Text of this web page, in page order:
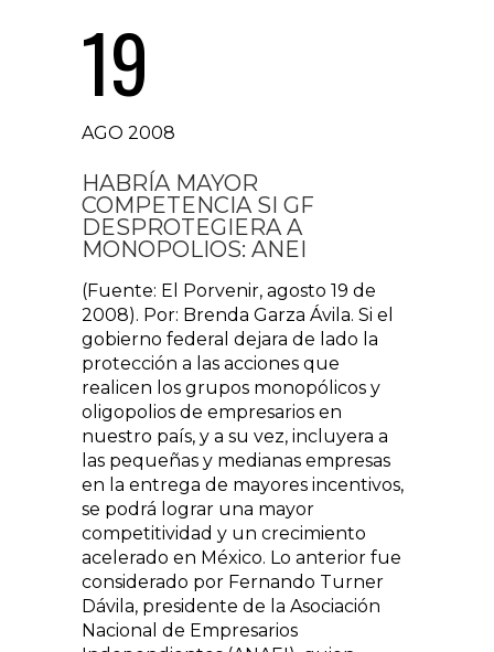
19
AGO 2008
HABRÍA MAYOR
COMPETENCIA SI GF
DESPROTEGIERA A
MONOPOLIOS: ANEI
(Fuente: El Porvenir, agosto 19 de
2008). Por: Brenda Garza Ávila. Si el
gobierno federal dejara de lado la
protección a las acciones que
realicen los grupos monopólicos y
oligopolios de empresarios en
nuestro país, y a su vez, incluyera a
las pequeñas y medianas empresas
en la entrega de mayores incentivos,
se podrá lograr una mayor
competitividad y un crecimiento
acelerado en México. Lo anterior fue
considerado por Fernando Turner
Dávila, presidente de la Asociación
Nacional de Empresarios